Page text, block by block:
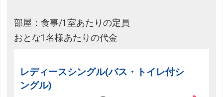
部屋：食事/1室あたりの定員
おとな1名様あたりの代金
レディースシングル(バス・トイレ付シ
ングル)